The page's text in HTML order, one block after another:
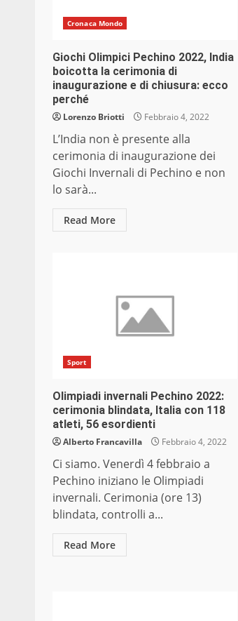
Cronaca Mondo
Giochi Olimpici Pechino 2022, India
boicotta la cerimonia di
inaugurazione e di chiusura: ecco
perché
Lorenzo Briotti Febbraio 4, 2022
L’India non è presente alla
cerimonia di inaugurazione dei
Giochi Invernali di Pechino e non
lo sarà...
Read More
Sport
Olimpiadi invernali Pechino 2022:
cerimonia blindata, Italia con 118
atleti, 56 esordienti
Alberto Francavilla Febbraio 4, 2022
Ci siamo. Venerdì 4 febbraio a
Pechino iniziano le Olimpiadi
invernali. Cerimonia (ore 13)
blindata, controlli a...
Read More